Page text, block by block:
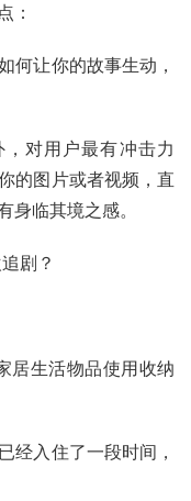
：
何让你的故事生动，
对用户最有冲击力
的图片或者视频，直
身临其境之感。
剧？
居生活物品使用收纳
经入住了一段时间，